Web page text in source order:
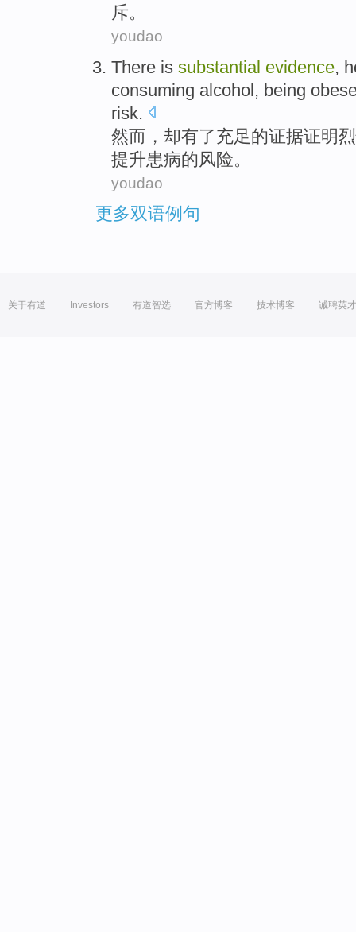
斥。
youdao
There is substantial evidence,
consuming alcohol, being
risk.
然而 ，却有了充足的证据证明
提升患病的风险。
youdao
更多双语例句
关于有道 Investors 有道智选 官方博客 技术博客 诚聘英才